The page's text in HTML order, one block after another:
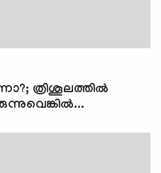
ത്രിശൂലത്തില്‍